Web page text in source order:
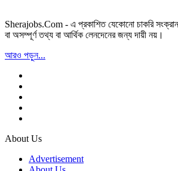
Sherajobs.Com - এ প্রকাশিত যেকোনো চাকরি
বা অসম্পূর্ণ তথ্য বা আর্থিক লেনদেনের জন্য দায়ী নয়।
আরও পড়ুন...
About Us
Advertisement